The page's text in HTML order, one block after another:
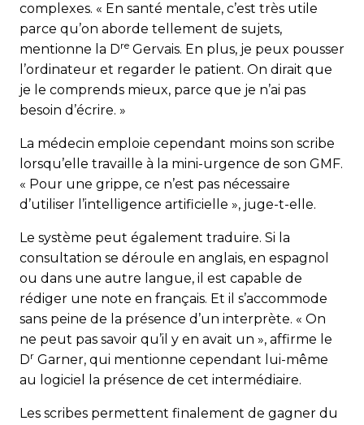
complexes. « En santé mentale, c’est très utile
parce qu’on aborde tellement de sujets,
mentionne la Dre Gervais. En plus, je peux pousser
l’ordinateur et regarder le patient. On dirait que
je le comprends mieux, parce que je n’ai pas
besoin d’écrire. »
La médecin emploie cependant moins son scribe
lors­qu’elle travaille à la mini-urgence de son GMF.
« Pour une grippe, ce n’est pas nécessaire
d’utiliser l’intelligence artificielle », juge-t-elle.
Le système peut également traduire. Si la
consultation se déroule en anglais, en espagnol
ou dans une autre langue, il est capable de
rédiger une note en français. Et il s’accommode
sans peine de la présence d’un interprète. « On
ne peut pas savoir qu’il y en avait un », affirme le
Dr Garner, qui mentionne cependant lui-même
au logiciel la présence de cet intermédiaire.
Les scribes permettent finalement de gagner du